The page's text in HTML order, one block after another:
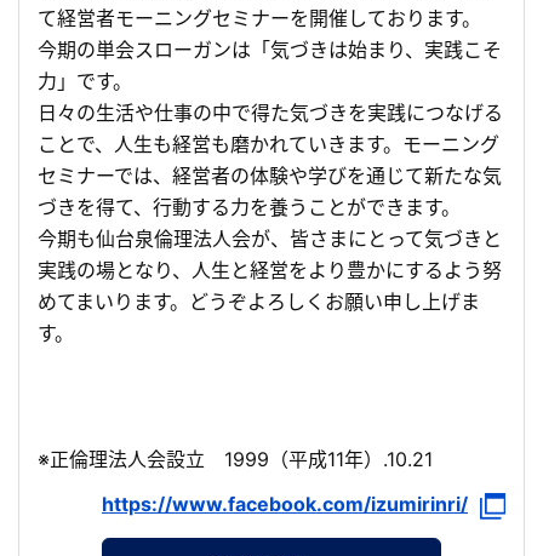
て経営者モーニングセミナーを開催しております。
今期の単会スローガンは「気づきは始まり、実践こそ
力」です。
日々の生活や仕事の中で得た気づきを実践につなげる
ことで、人生も経営も磨かれていきます。モーニング
セミナーでは、経営者の体験や学びを通じて新たな気
づきを得て、行動する力を養うことができます。
今期も仙台泉倫理法人会が、皆さまにとって気づきと
実践の場となり、人生と経営をより豊かにするよう努
めてまいります。どうぞよろしくお願い申し上げま
す。
※正倫理法人会設立 1999（平成11年）.10.21
https://www.facebook.com/izumirinri/